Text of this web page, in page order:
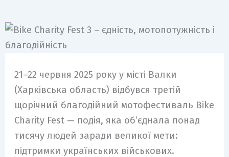
21–22 червня 2025 року у місті Валки
(Харківська область) відбувся третій
щорічний благодійний мотофестиваль Bike
Charity Fest — подія, яка об’єднала понад
тисячу людей заради великої мети:
підтримки українських військових.